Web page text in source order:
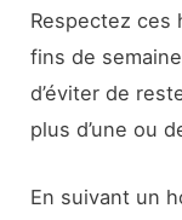
Respectez ces
fins de
d’éviter de
plus d’une ou
En suivant un